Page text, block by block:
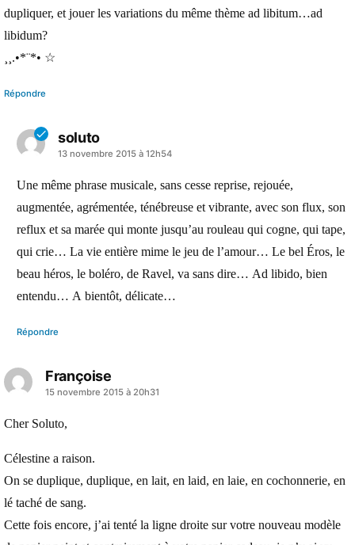
dupliquer, et jouer les variations du même thème ad libitum…ad
libidum?
¸¸.•*¨*• ☆
Répondre
soluto
a13 novembre 2015 à 12h54
Une même phrase musicale, sans cesse reprise, rejouée,
augmentée, agrémentée, ténébreuse et vibrante, avec son flux, son
reflux et sa marée qui monte jusqu’au rouleau qui cogne, qui tape,
qui crie… La vie entière mime le jeu de l’amour… Le bel Éros, le
beau héros, le boléro, de Ravel, va sans dire… Ad libido, bien
entendu… A bientôt, délicate…
Répondre
Françoise
a
dit :
15 novembre 2015 à 20h31
Cher Soluto,
Célestine a raison.
On se duplique, duplique, en lait, en laid, en laie, en cochonnerie, en
lé taché de sang.
Cette fois encore, j’ai tenté la ligne droite sur votre nouveau modèle